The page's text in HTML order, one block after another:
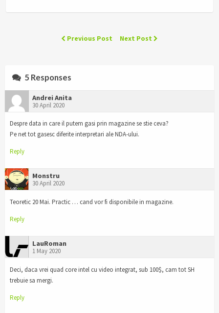
Previous Post Next Post
5 Responses
Andrei Anita
30 April 2020
Despre data in care il putem gasi prin magazine se stie ceva?
Pe net tot gasesc diferite interpretari ale NDA-ului.
Reply
Monstru
30 April 2020
Teoretic 20 Mai. Practic … cand vor fi disponibile in magazine.
Reply
LauRoman
1 May 2020
Deci, daca vrei quad core intel cu video integrat, sub 100$, cam tot SH
trebuie sa mergi.
Reply